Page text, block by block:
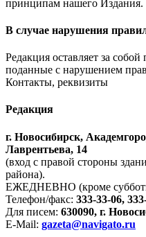
принципам нашего Издания.
В случае нарушения
Редакция оставляет за
поданные с нарушением
Контакты, реквизиты
Редакция
г. Новосибирск,
Лаврентьева, 14
(вход с правой стороны
района).
ЕЖЕДНЕВНО (кроме субботы
Телефон/факс: 333-33-06,
Для писем: 630090, г.
E-Mail: gazeta@navigato.ru